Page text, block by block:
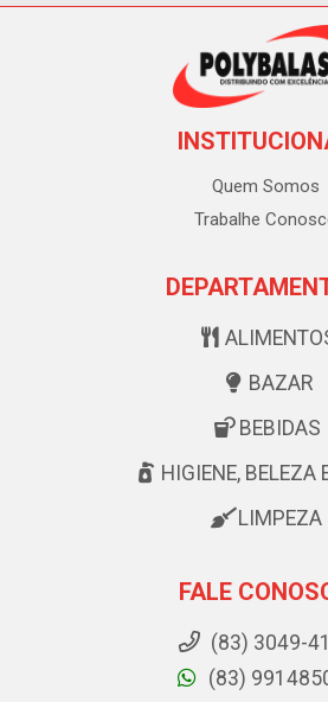
Quem Somos
Trabalhe
BAZAR
BEBIDAS
HIGIENE, BELEZA
LIMPEZA
FALE
(83) 3049-
(83)